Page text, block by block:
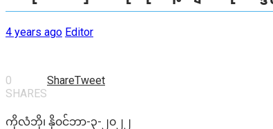
4 years ago Editor
0
SHARES
ShareTweet
ကိုလံဘို၊ နို၀င်ဘာ-၃-၂၀၂၂